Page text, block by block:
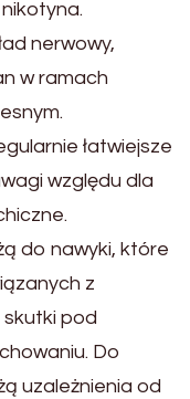
nerwowy,
w ramach
łatwiejsze
względu dla
do nawyki, które
z
skutki pod
Do
uzależnienia od